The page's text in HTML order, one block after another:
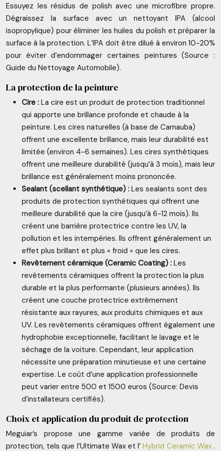
Essuyez les résidus de polish avec une microfibre propre.
Dégraissez la surface avec un nettoyant IPA (alcool
isopropylique) pour éliminer les huiles du polish et préparer la
surface à la protection. L’IPA doit être dilué à environ 10-20%
pour éviter d’endommager certaines peintures (Source :
Guide du Nettoyage Automobile).
La protection de la peinture
Cire : La cire est un produit de protection traditionnel
qui apporte une brillance profonde et chaude à la
peinture. Les cires naturelles (à base de Carnauba)
offrent une excellente brillance, mais leur durabilité est
limitée (environ 4-6 semaines). Les cires synthétiques
offrent une meilleure durabilité (jusqu’à 3 mois), mais leur
brillance est généralement moins prononcée.
Sealant (scellant synthétique) : Les sealants sont des
produits de protection synthétiques qui offrent une
meilleure durabilité que la cire (jusqu’à 6-12 mois). Ils
créent une barrière protectrice contre les UV, la
pollution et les intempéries. Ils offrent généralement un
effet plus brillant et plus « froid » que les cires.
Revêtement céramique (Ceramic Coating) : Les
revêtements céramiques offrent la protection la plus
durable et la plus performante (plusieurs années). Ils
créent une couche protectrice extrêmement
résistante aux rayures, aux produits chimiques et aux
UV. Les revêtements céramiques offrent également une
hydrophobie exceptionnelle, facilitant le lavage et le
séchage de la voiture. Cependant, leur application
nécessite une préparation minutieuse et une certaine
expertise. Le coût d’une application professionnelle
peut varier entre 500 et 1500 euros (Source: Devis
d’installateurs certifiés).
Choix et application du produit de protection
Meguiar’s propose une gamme variée de produits de
protection, tels que l’Ultimate Wax et l’Hybrid Ceramic Wax.